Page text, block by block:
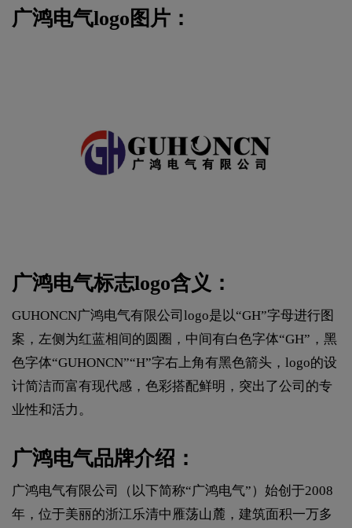
广鸿电气logo图片：
广鸿电气标志logo含义：
GUHONCN广鸿电气有限公司logo是以“GH”字母进行图
案，左侧为红蓝相间的圆圈，中间有白色字体“GH”，黑
色字体“GUHONCN”“H”字右上角有黑色箭头，logo的设
计简洁而富有现代感，色彩搭配鲜明，突出了公司的专
业性和活力。
广鸿电气品牌介绍：
广鸿电气有限公司（以下简称“广鸿电气”）始创于2008
年，位于美丽的浙江乐清中雁荡山麓，建筑面积一万多